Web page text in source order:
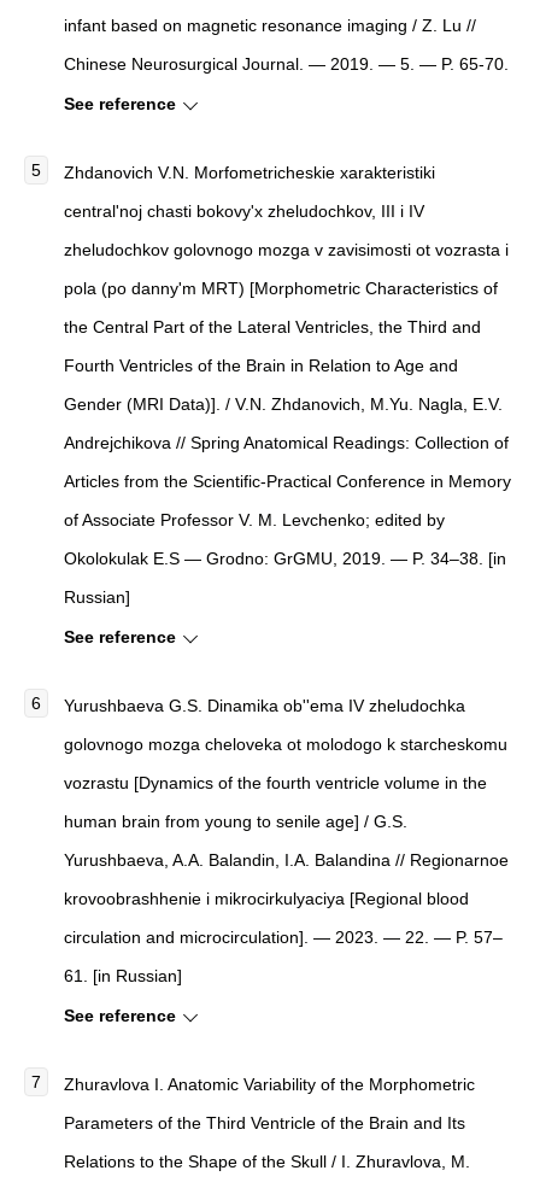
infant based on magnetic resonance imaging / Z. Lu //
Chinese Neurosurgical Journal. — 2019. — 5. — P. 65-70.
See reference
Zhdanovich V.N. Morfometricheskie xarakteristiki
central'noj chasti bokovy'x zheludochkov, III i IV
zheludochkov golovnogo mozga v zavisimosti ot vozrasta i
pola (po danny'm MRT) [Morphometric Characteristics of
the Central Part of the Lateral Ventricles, the Third and
Fourth Ventricles of the Brain in Relation to Age and
Gender (MRI Data)]. / V.N. Zhdanovich, M.Yu. Nagla, E.V.
Andrejchikova // Spring Anatomical Readings: Collection of
Articles from the Scientific-Practical Conference in Memory
of Associate Professor V. M. Levchenko; edited by
Okolokulak E.S — Grodno: GrGMU, 2019. — P. 34–38. [in
Russian]
See reference
Yurushbaeva G.S. Dinamika ob''ema IV zheludochka
golovnogo mozga cheloveka ot molodogo k starcheskomu
vozrastu [Dynamics of the fourth ventricle volume in the
human brain from young to senile age] / G.S.
Yurushbaeva, A.A. Balandin, I.A. Balandina // Regionarnoe
krovoobrashhenie i mikrocirkulyaciya [Regional blood
circulation and microcirculation]. — 2023. — 22. — P. 57–
61. [in Russian]
See reference
Zhuravlova I. Anatomic Variability of the Morphometric
Parameters of the Third Ventricle of the Brain and Its
Relations to the Shape of the Skull / I. Zhuravlova, M.